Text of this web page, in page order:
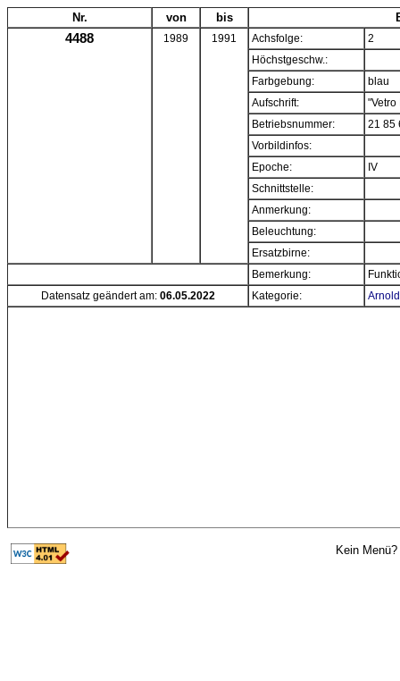
Nr. von bis
4488 1989 1991 Achsfolge:
2
Höchstgeschw.:
Farbgebung:
blau
Aufschrift:
"Vetro
Betriebsnummer:
21 85
Vorbildinfos:
Epoche:
IV
Schnittstelle:
Anmerkung:
Beleuchtung:
Ersatzbirne:
Bemerkung:
Datensatz geändert am: 06.05.2022 Kategorie:
Kein